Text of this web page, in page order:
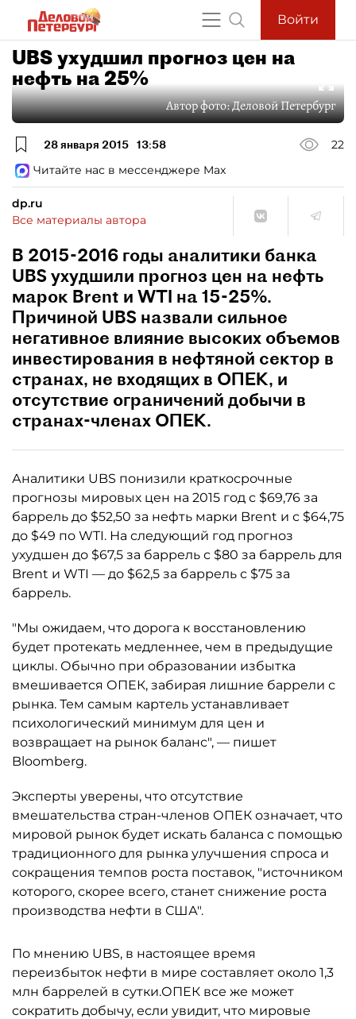
Войти
UBS ухудшил прогноз цен на
нефть на 25%
Автор фото:Деловой Петербург
28 января 2015 13:58
22
Читайте нас в мессенджере Max
dp.ru
Все материалы автора
В 2015-2016 годы аналитики банка
UBS ухудшили прогноз цен на нефть
марок Brent и WTI на 15-25%.
Причиной UBS назвали сильное
негативное влияние высоких объемов
инвестирования в нефтяной сектор в
странах, не входящих в ОПЕК, и
отсутствие ограничений добычи в
странах-членах ОПЕК.
Аналитики UBS понизили краткосрочные
прогнозы мировых цен на 2015 год с $69,76 за
баррель до $52,50 за нефть марки Brent и с $64,75
до $49 по WTI. На следующий год прогноз
ухудшен до $67,5 за баррель с $80 за баррель для
Brent и WTI — до $62,5 за баррель с $75 за
баррель.
"Мы ожидаем, что дорога к восстановлению
будет протекать медленнее, чем в предыдущие
циклы. Обычно при образовании избытка
вмешивается ОПЕК, забирая лишние баррели с
рынка. Тем самым картель устанавливает
психологический минимум для цен и
возвращает на рынок баланс", — пишет
Bloomberg.
Эксперты уверены, что отсутствие
вмешательства стран-членов ОПЕК означает, что
мировой рынок будет искать баланса с помощью
традиционного для рынка улучшения спроса и
сокращения темпов роста поставок, "источником
которого, скорее всего, станет снижение роста
производства нефти в США".
По мнению UBS, в настоящее время
переизбыток нефти в мире составляет около 1,3
млн баррелей в сутки.ОПЕК все же может
сократить добычу, если увидит, что мировые